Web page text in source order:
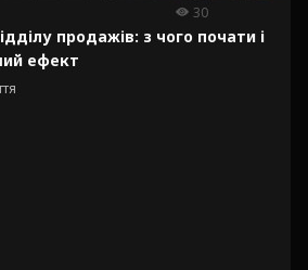
30
продажів: з чого почати і
ефект